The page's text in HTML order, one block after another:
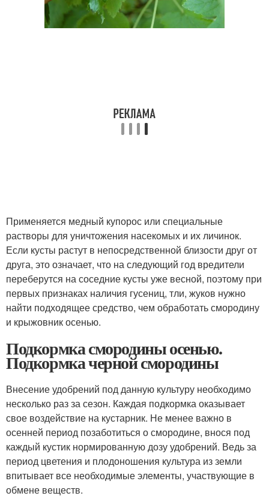
Применяется медный купорос или специальные
растворы для уничтожения насекомых и их личинок.
Если кусты растут в непосредственной близости друг от
друга, это означает, что на следующий год вредители
переберутся на соседние кусты уже весной, поэтому при
первых признаках наличия гусениц, тли, жуков нужно
найти подходящее средство, чем обработать смородину
и крыжовник осенью.
Подкормка смородины осенью.
Подкормка черной смородины
Внесение удобрений под данную культуру необходимо
несколько раз за сезон. Каждая подкормка оказывает
свое воздействие на кустарник. Не менее важно в
осенней период позаботиться о смородине, внося под
каждый кустик нормированную дозу удобрений. Ведь за
период цветения и плодоношения культура из земли
впитывает все необходимые элементы, участвующие в
обмене веществ.